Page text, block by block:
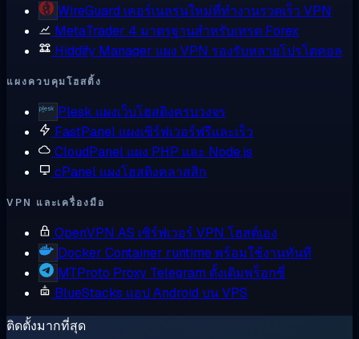
WireGuard เคอร์เนลรุ่นใหม่ที่ทำงานรวดเร็ว VPN
MetaTrader 4 มาตรฐานสำหรับเทรด Forex
Hiddify Manager แผง VPN รองรับหลายโปรโตคอล
แผงควบคุมโฮสติ้ง
Plesk แผงเว็บโฮสติงครบวงจร
FastPanel แผงเซิร์ฟเวอร์ฟรีและเร็ว
CloudPanel แผง PHP และ Node.js
cPanel แผงโฮสติงคลาสสิก
VPN และเครื่องมือ
OpenVPN AS เซิร์ฟเวอร์ VPN โฮสต์เอง
Docker Container runtime พร้อมใช้งานทันที
MTProto Proxy Telegram ดั้งเดิมพร็อกซี่
BlueStacks แอป Android บน VPS
ติดตั้งมากที่สุด